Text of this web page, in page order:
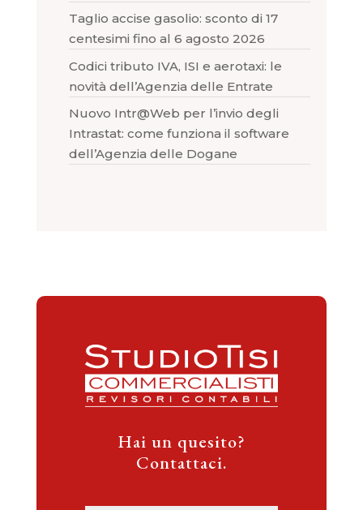
Taglio accise gasolio: sconto di 17
centesimi fino al 6 agosto 2026
Codici tributo IVA, ISI e aerotaxi: le
novità dell’Agenzia delle Entrate
Nuovo Intr@Web per l’invio degli
Intrastat: come funziona il software
dell’Agenzia delle Dogane
Hai un quesito?
Contattaci.